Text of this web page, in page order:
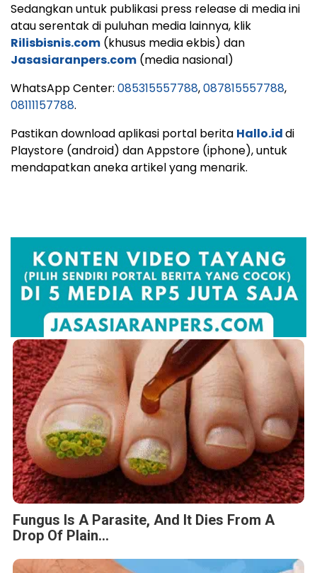
Sedangkan untuk publikasi press release di media ini
atau serentak di puluhan media lainnya, klik
Rilisbisnis.com (khusus media ekbis) dan
Jasasiaranpers.com (media nasional)
WhatsApp Center: 085315557788,087815557788,
08111157788.
Pastikan download aplikasi portal berita Hallo.iddi
Playstore (android) dan Appstore (iphone), untuk
mendapatkan aneka artikel yang menarik.
Fungus Is A Parasite, And It Dies From A
Drop Of Plain...